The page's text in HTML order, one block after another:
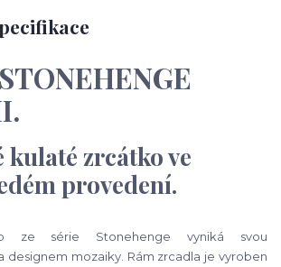
kulaté zrcátko ve
provedení.
ze série Stonehenge vyniká svou
designem mozaiky. Rám zrcadla je vyroben